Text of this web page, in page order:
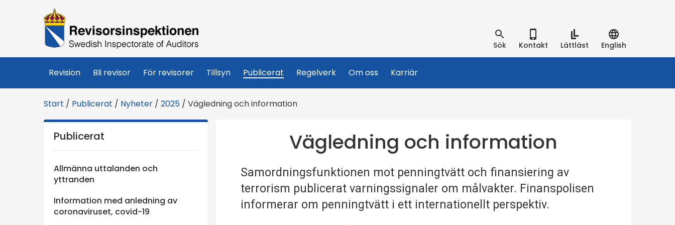
R
e
v
i
s
o
Sök Kontakt Lättläst English
Revision Bli revisor För revisorer Tillsyn Publicerat Regelverk Om oss Karriär
Start / Publicerat / Nyheter / 2025 / Vägledning och information
Vägledning och information
Samordningsfunktionen mot penningtvätt och finansiering av
terrorism publicerat varningssignaler om målvakter. Finanspolisen
informerar om penningtvätt i ett internationellt perspektiv.
Publicerat
Allmänna uttalanden och
yttranden
Information med anledning av
coronaviruset, covid-19